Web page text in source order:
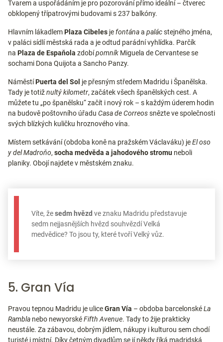
Tvarem a uspořádáním je pro pozorování přímo ideální – čtverec
obklopený třípatrovými budovami s 237 balkóny.
Hlavním lákadlemPlaza Cibeles jefontánaa palácstejného jména,
v paláci sídlí městská rada a je odtud parádní vyhlídka. Parčík
na Plaza de Espaňola zdobípomník Miguela de Cervantese se
sochami Dona Quijota a Sancho Panzy.
NáměstíPuerta del Sol je přesným středem Madridu i Španělska.
Tady je totižnultý kilometr, začátek všech španělských cest. A
můžete tu „po španělsku“ začít i nový rok – s každým úderem hodin
na budově poštovního úřadu Casa de Correossnězte ve společnosti
svých blízkých kuličku hroznového vína.
Místem setkávání (obdoba koně na pražském Václaváku) jeEl oso
y del Madroňo, socha medvěda a jahodového stromu neboli
planiky. Obojí najdete v městském znaku.
Víte, žesedm hvězd ve znaku Madridu představuje
sedm nejjasnějších hvězd souhvězdí Velká
medvědice? To jsou ty, které tvoří Velký vůz.
5. Gran Vía
Pravou tepnou Madridu je uliceGran Vía – obdoba barcelonskéLa
Rambla nebo newyorskéFifth Avenue. Tady to žije prakticky
neustále. Za zábavou, dobrým jídlem, nákupy i kulturou sem chodí
turisté i místní. Díky četným divadlům se jí někdy říká madridská